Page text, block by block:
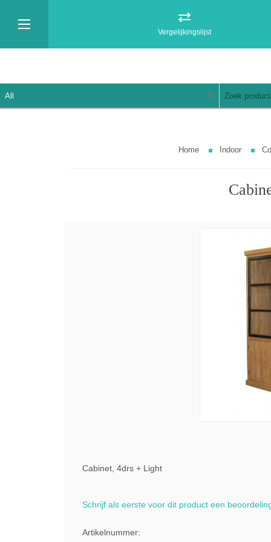
Vergelijkingslijst
Home Indoor
Cabinet, 4drs + Light
Schrijf als eerste voor dit product een
Artikelnummer: